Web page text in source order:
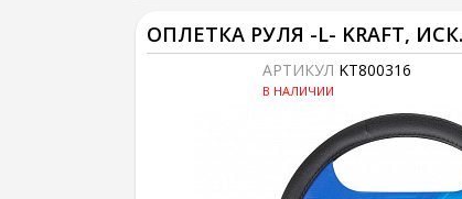
ОПЛЕТКА РУЛЯ -L- KRAFT,
АРТИКУЛ KT800316
В НАЛИЧИИ